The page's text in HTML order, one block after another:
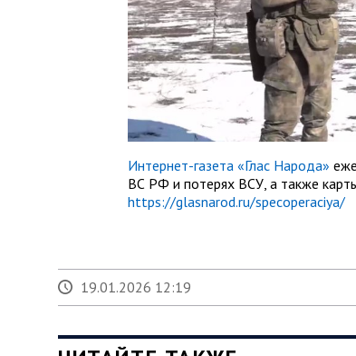
Интернет-газета «Глас Народа»
ВС РФ и потерях ВСУ, а также
https://glasnarod.ru/specoperaciya/
19.01.2026 12:19